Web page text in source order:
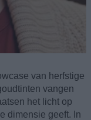
van herfstige
vangen
het licht op
dimensie geeft. In